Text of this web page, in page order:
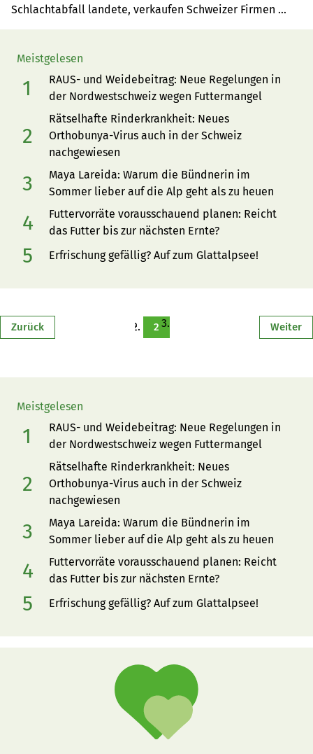
Schlachtabfall landete, verkaufen Schweizer Firmen
heute als Premiumware – auch dank aktuellen
Meistgelesen
RAUS- und Weidebeitrag: Neue Regelungen in
der Nordwestschweiz wegen Futtermangel
Rätselhafte Rinderkrankheit: Neues
Orthobunya-Virus auch in der Schweiz
nachgewiesen
Maya Lareida: Warum die Bündnerin im
Sommer lieber auf die Alp geht als zu heuen
Futtervorräte vorausschauend planen: Reicht
das Futter bis zur nächsten Ernte?
Erfrischung gefällig? Auf zum Glattalpsee!
Zurück 2 Weiter
Meistgelesen
RAUS- und Weidebeitrag: Neue Regelungen in
der Nordwestschweiz wegen Futtermangel
Rätselhafte Rinderkrankheit: Neues
Orthobunya-Virus auch in der Schweiz
nachgewiesen
Maya Lareida: Warum die Bündnerin im
Sommer lieber auf die Alp geht als zu heuen
Futtervorräte vorausschauend planen: Reicht
das Futter bis zur nächsten Ernte?
Erfrischung gefällig? Auf zum Glattalpsee!